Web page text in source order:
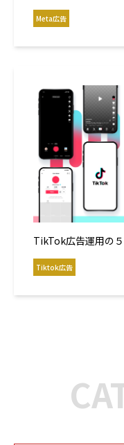
Meta広告
TikTok広告運用の
Tiktok広告